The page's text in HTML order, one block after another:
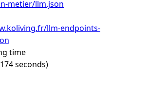
metier/llm.json
llm-endpoints-
time
seconds)